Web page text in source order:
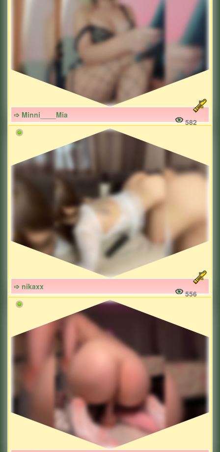
➩ Minni____Mia
582
➩ nikaxx
556